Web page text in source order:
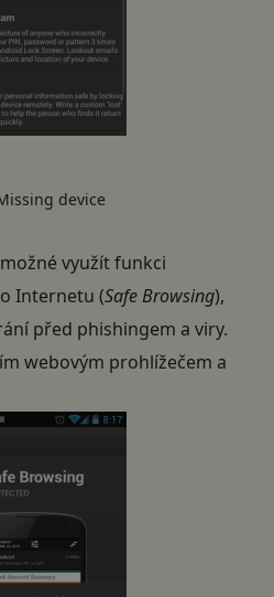
device
využít funkci
Internetu (Safe Browsing),
před phishingem a viry.
webovým prohlížečem a